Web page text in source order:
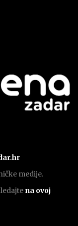
medije.
na ovoj